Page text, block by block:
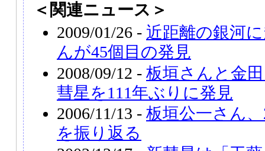
＜関連ニュース＞
2009/01/26 - 近距離の銀河
んが45個目の発見
2008/09/12 - 板垣さんと金
彗星を111年ぶりに発見
2006/11/13 - 板垣公一さん
を振り返る